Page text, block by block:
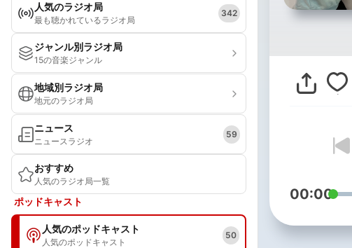
人気のラジオ局
最も聴かれているラジオ局
342
ジャンル別ラジオ局
15の音楽ジャンル
地域別ラジオ局
地元のラジオ局
ニュース
ニュースラジオ
59
おすすめ
人気のラジオ局一覧
ポッドキャスト
人気のポッドキャスト
人気のポッドキャスト
50
00:00